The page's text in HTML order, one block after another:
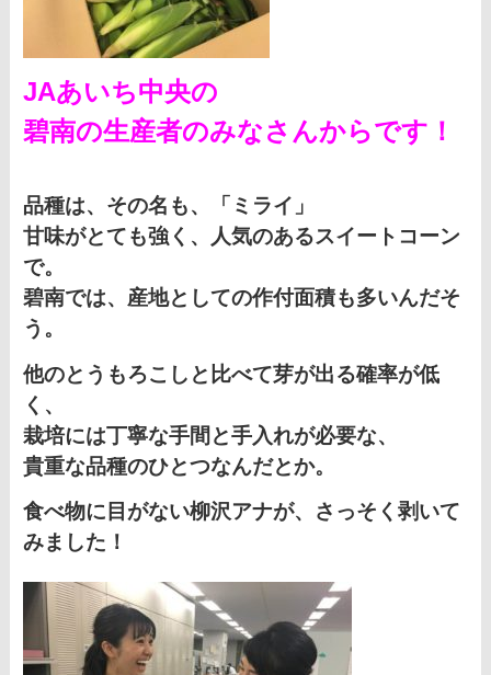
JAあいち中央の
碧南の生産者のみなさんからです！
品種は、その名も、「ミライ」
甘味がとても強く、人気のあるスイートコーン
で。
碧南では、産地としての作付面積も多いんだそ
う。
他のとうもろこしと比べて芽が出る確率が低
く、
栽培には丁寧な手間と手入れが必要な、
貴重な品種のひとつなんだとか。
食べ物に目がない柳沢アナが、さっそく剥いて
みました！